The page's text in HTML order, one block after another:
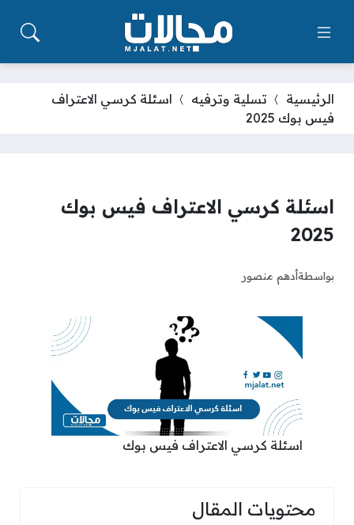
الرئيسية تسلية وترفيه
اسئلة كرسي الاعتراف
فيس بوك 2025
اسئلة كرسي الاعتراف فيس بوك
2025
بواسطةأدهم منصور
اسئلة كرسي الاعتراف فيس بوك
محتويات المقال